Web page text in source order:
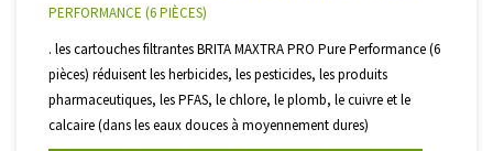
PERFORMANCE (6 PIÈCES)
. les cartouches filtrantes BRITA MAXTRA PRO Pure Performance (6
pièces) réduisent les herbicides, les pesticides, les produits
pharmaceutiques, les PFAS, le chlore, le plomb, le cuivre et le
calcaire (dans les eaux douces à moyennement dures)